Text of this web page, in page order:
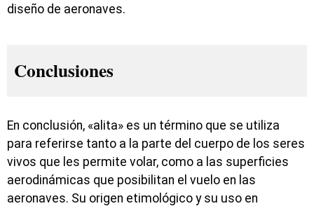
diseño de aeronaves.
Conclusiones
En conclusión, «alita» es un término que se utiliza
para referirse tanto a la parte del cuerpo de los seres
vivos que les permite volar, como a las superficies
aerodinámicas que posibilitan el vuelo en las
aeronaves. Su origen etimológico y su uso en